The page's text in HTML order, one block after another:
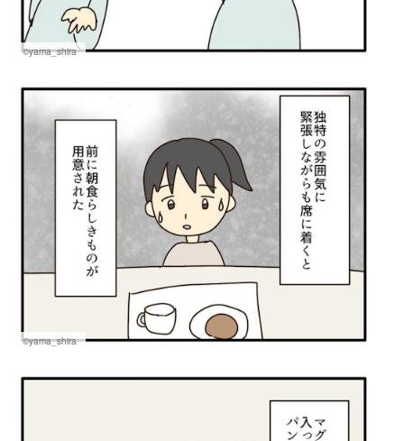
©yama_shira
©yama_shira